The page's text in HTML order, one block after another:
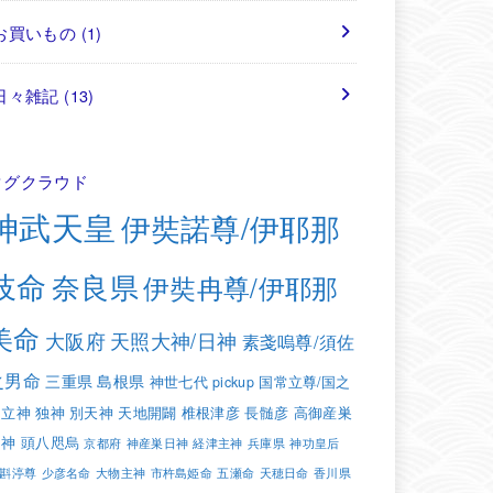
買いもの (1)
々雑記 (13)
クラウド
武天皇 伊奘諾尊/伊耶那
命奈良県伊奘冉尊/伊耶那
命 大阪府天照大神/日神 素戔嗚尊/須佐
命 三重県 島根県 神世七代 pickup 国常立尊/国之
神 独神 別天神 天地開闢 椎根津彦 長髄彦 高御産巣
頭八咫烏 京都府 神産巣日神 経津主神 兵庫県 神功皇后
渟尊 少彦名命 大物主神 市杵島姫命 五瀬命 天穂日命 香川県